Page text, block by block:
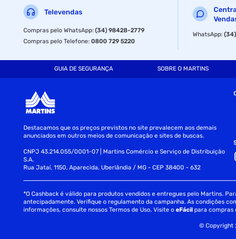
Televendas
Compras pelo WhatsApp:(34) 98428-2779
Compras pelo Telefone:0800 729 5220
WhatsApp:
GUIA DE SEGURANÇA SOBRE O MARTINS
Destacamos que os preços previstos no site prevalecem aos demais
anunciados em outros meios de comunicação e sites de buscas.
CNPJ 43.214.055/0001-07 | Martins Comércio e Serviço de Distribuição
S.A.
Rua Jataí, 1150, Aparecida, Uberlândia / MG - CEP 38400 - 632
*O Cashback é válido para produtos vendidos e entregues pelo Martins.
antecipadamente. Verifique o regulamento da campanha. As condições
informações, consulte nossos Termos de Uso. Visite o eFácil para compras
© Copyright